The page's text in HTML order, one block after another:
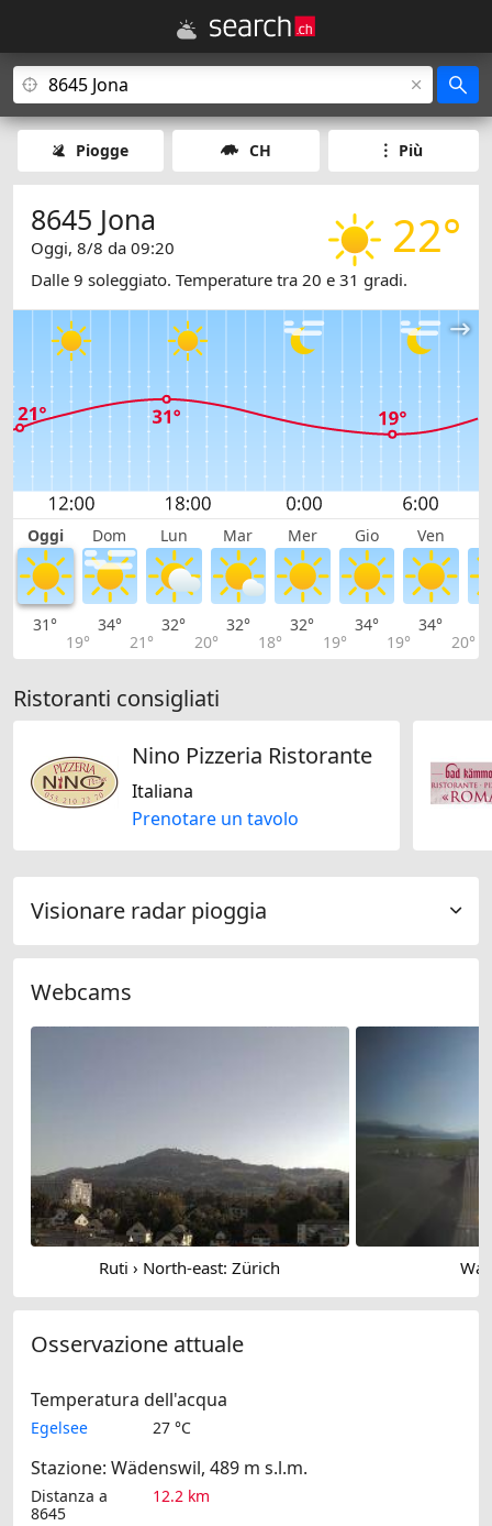
Piogge CH Più
22°
8645 Jona
Oggi, 8/8 da 09:20
Dalle 9 soleggiato. Temperature tra 20 e 31 gradi.
Oggi Dom Lun Mar Mer Gio Ven
31°
19°
34°
21°
32°
20°
32°
18°
32°
19°
34°
19°
34°
20°
Ristoranti consigliati
Nino Pizzeria Ristorante
Italiana
Prenotare un tavolo
Visionare radar pioggia
Webcams
Ruti › North-east: Zürich
Osservazione attuale
Temperatura dell'acqua
Egelsee 27 °C
Stazione: Wädenswil, 489 m s.l.m.
Distanza a
8645
12.2 km